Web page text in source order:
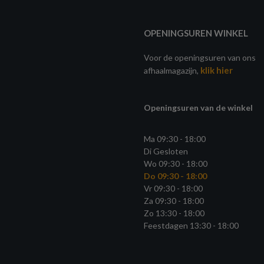
OPENINGSUREN WINKEL
Voor de openingsuren van ons
afhaalmagazijn, klik hier
Openingsuren van de winkel
Ma 09:30 - 18:00
Di Gesloten
Wo 09:30 - 18:00
Do 09:30 - 18:00
Vr 09:30 - 18:00
Za 09:30 - 18:00
Zo 13:30 - 18:00
Feestdagen 13:30 - 18:00